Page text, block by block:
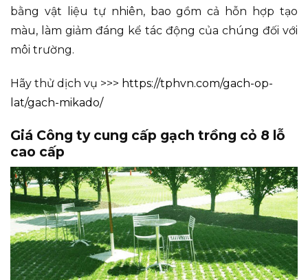
bằng vật liệu tự nhiên, bao gồm cả hỗn hợp tạo
màu, làm giảm đáng kể tác động của chúng đối với
môi trường.
Hãy thử dịch vụ >>> https://tphvn.com/gach-op-
lat/gach-mikado/
Giá Công ty cung cấp gạch trồng cỏ 8 lỗ
cao cấp